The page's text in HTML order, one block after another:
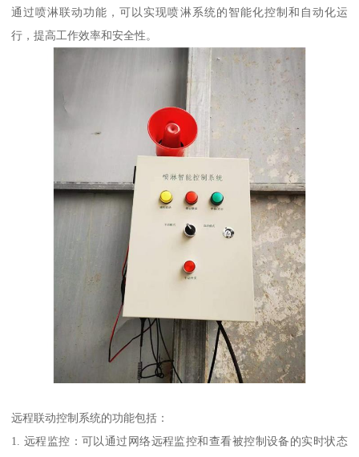
通过喷淋联动功能，可以实现喷淋系统的智能化控制和自动化运
行，提高工作效率和安全性。
远程联动控制系统的功能包括：
1. 远程监控：可以通过网络远程监控和查看被控制设备的实时状态